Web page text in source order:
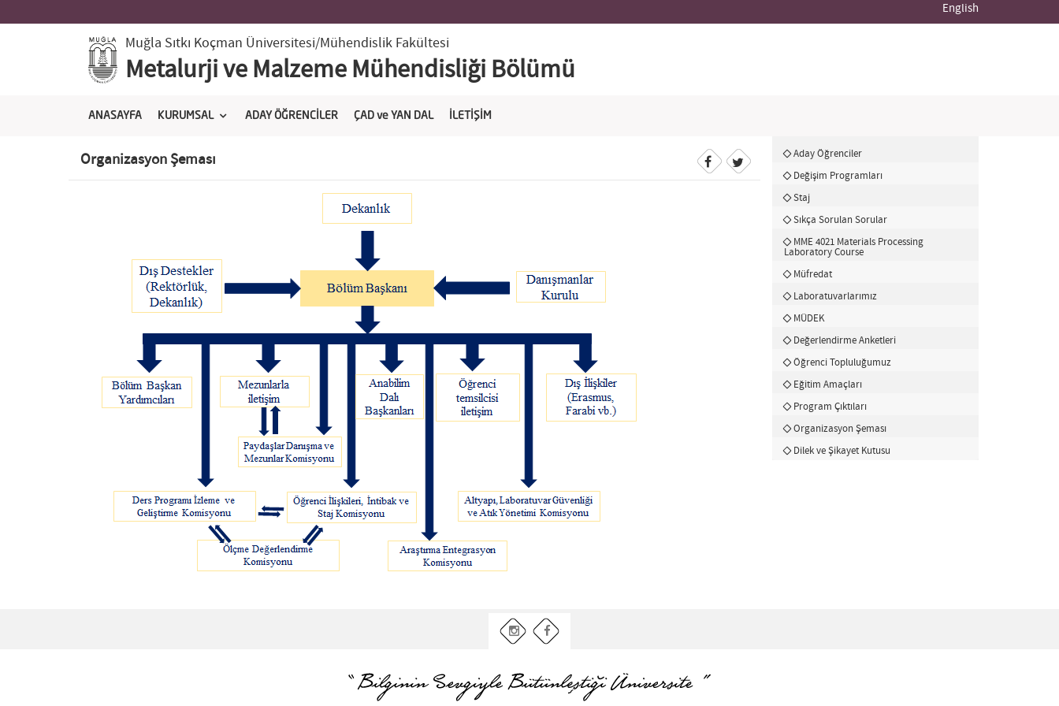
English
Muğla Sıtkı Koçman Üniversitesi/Mühendislik Fakültesi
Metalurji ve Malzeme Mühendisliği Bölümü
ANASAYFA KURUMSAL ADAY ÖĞRENCİLER ÇAD ve YAN DAL İLETİŞİM
Organizasyon Şeması
Aday Öğrenciler
Değişim Programları
Staj
Sıkça Sorulan Sorular
MME 4021 Materials Processing
Laboratory Course
Müfredat
Laboratuvarlarımız
MÜDEK
Değerlendirme Anketleri
Öğrenci Topluluğumuz
Eğitim Amaçları
Program Çıktıları
Organizasyon Şeması
Dilek ve Şikayet Kutusu